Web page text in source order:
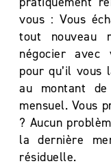
vous : Vous
tout nouveau
négocier avec
pour qu’il vous
au montant
mensuel. Vous
? Aucun
la dernière
résiduelle.